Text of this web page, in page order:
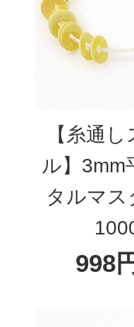
【糸通
ル】3mm
タルマス
998